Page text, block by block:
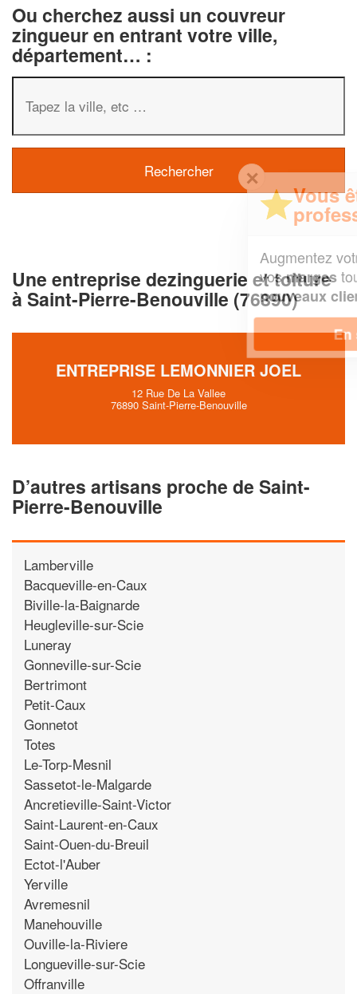
Ou cherchez aussi un couvreur
zingueur en entrant votre ville,
département… :
Une entreprise dezinguerie et toiture
à Saint-Pierre-Benouville (76890)
ENTREPRISE LEMONNIER JOEL
12 Rue De La Vallee
76890 Saint-Pierre-Benouville
D’autres artisans proche de Saint-
Pierre-Benouville
Lamberville
Bacqueville-en-Caux
Biville-la-Baignarde
Heugleville-sur-Scie
Luneray
Gonneville-sur-Scie
Bertrimont
Petit-Caux
Gonnetot
Totes
Le-Torp-Mesnil
Sassetot-le-Malgarde
Ancretieville-Saint-Victor
Saint-Laurent-en-Caux
Saint-Ouen-du-Breuil
Ectot-l'Auber
Yerville
Avremesnil
Manehouville
Ouville-la-Riviere
Longueville-sur-Scie
Offranville
Vous êtes un
professionnel ?
chiffre d'affaireset
vosmargestout en gagnant de
nouveaux clients!
En savoir plus